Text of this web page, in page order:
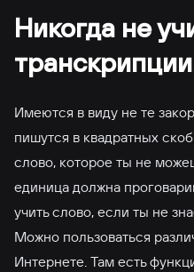
Никогда не
Имеются в виду не те
пишутся в квадратных
слово, которое ты не
единица должна
учить слово, если ты не
Можно пользоваться
Интернете. Там есть